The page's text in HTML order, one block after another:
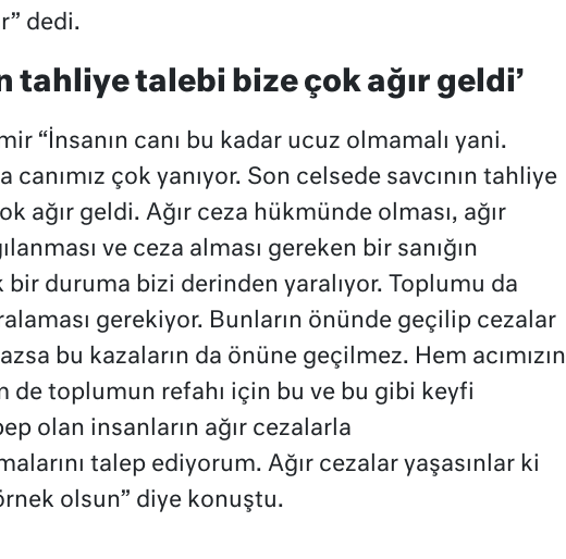
dedi.
tahliye talebi bize çok ağır geldi’
“İnsanın canı bu kadar ucuz olmamalı yani.
canımız çok yanıyor. Son celsede savcının tahliye
ağır geldi. Ağır ceza hükmünde olması, ağır
ve ceza alması gereken bir sanığın
bir duruma bizi derinden yaralıyor. Toplumu da
gerekiyor. Bunların önünde geçilip cezalar
bu kazaların da önüne geçilmez. Hem acımızın
de toplumun refahı için bu ve bu gibi keyfi
olan insanların ağır cezalarla
talep ediyorum. Ağır cezalar yaşasınlar ki
olsun” diye konuştu.